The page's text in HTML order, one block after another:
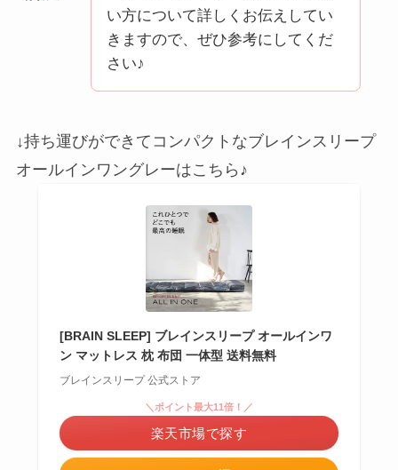
い方について詳しくお伝えしてい
きますので、ぜひ参考にしてくだ
さい♪
↓持ち運びができてコンパクトなブレインスリープ
オールインワングレーはこちら♪
[BRAIN SLEEP] ブレインスリープ オールインワ
ン マットレス 枕 布団 一体型 送料無料
ブレインスリープ 公式ストア
＼ポイント最大11倍！／
楽天市場で探す